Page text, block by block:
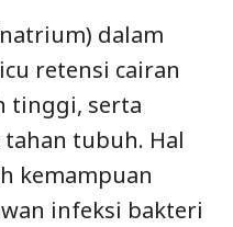
dalam
retensi cairan
tinggi, serta
tubuh. Hal
kemampuan
infeksi bakteri